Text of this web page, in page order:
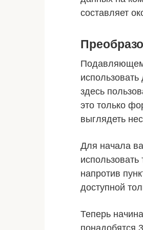
составляет
здесь
это только
выглядеть
Для начала
использовать
напротив
доступной
Теперь
понадобятся